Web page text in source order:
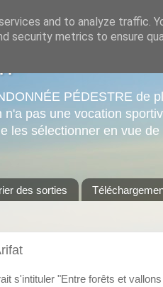
PÉDESTRE de
pas une vocation
les sélectionner en vue de
des sorties
s'intituler "Entre forêts et
and to analyze traffic.
security metrics to ensure